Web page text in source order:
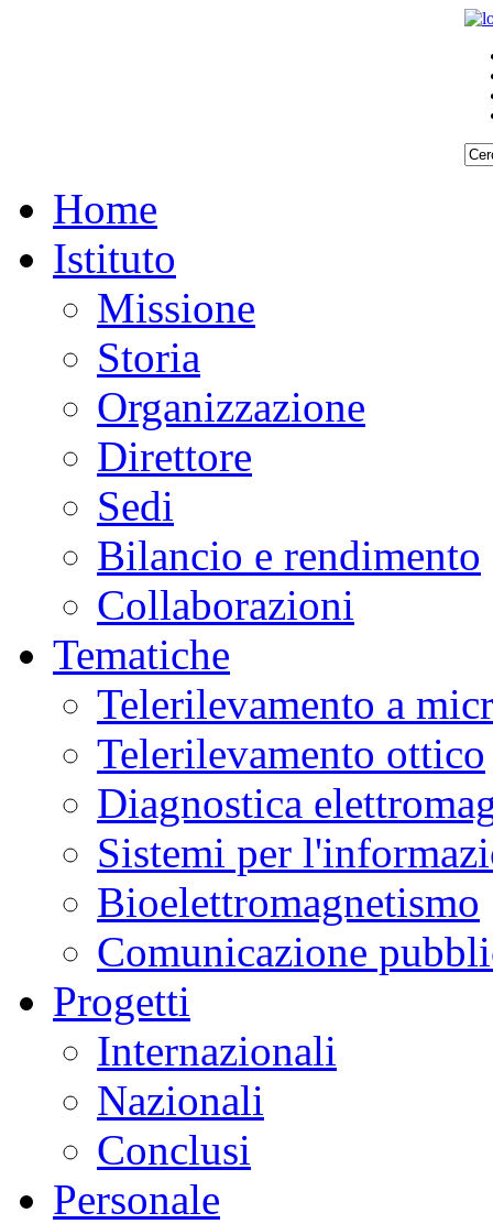
Home
Istituto
Missione
Storia
Organizzazione
Direttore
Sedi
Bilancio e rendimento
Collaborazioni
Tematiche
Telerilevamento a
Telerilevamento ottico
Diagnostica
Sistemi per
Bioelettromagnetismo
Comunicazione
Progetti
Internazionali
Nazionali
Conclusi
Personale